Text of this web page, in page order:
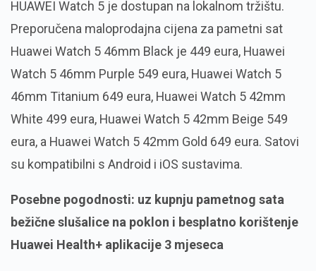
HUAWEI Watch 5 je dostupan na lokalnom tržištu.
Preporučena maloprodajna cijena za pametni sat
Huawei Watch 5 46mm Black je 449 eura, Huawei
Watch 5 46mm Purple 549 eura, Huawei Watch 5
46mm Titanium 649 eura, Huawei Watch 5 42mm
White 499 eura, Huawei Watch 5 42mm Beige 549
eura, a Huawei Watch 5 42mm Gold 649 eura. Satovi
su kompatibilni s Android i iOS sustavima.
Posebne pogodnosti: uz kupnju pametnog sata
bežične slušalice na poklon i besplatno korištenje
Huawei Health+ aplikacije 3 mjeseca